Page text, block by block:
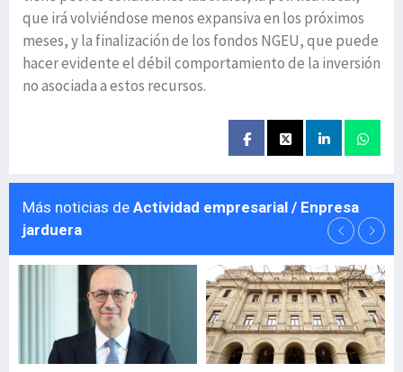
que irá volviéndose menos expansiva en los próximos
meses, y la finalización de los fondos NGEU, que puede
hacer evidente el débil comportamiento de la inversión
no asociada a estos recursos.
Más noticias de Actividad empresarial / Enpresa
jarduera